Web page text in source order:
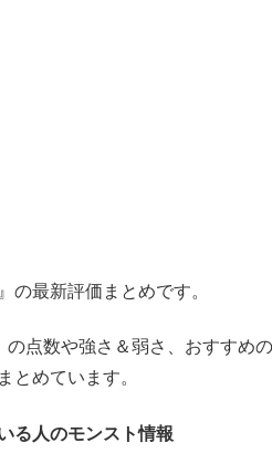
の最新評価まとめです。
の点数や強さ＆弱さ、おすす
とめています。
る人のモンスト情報